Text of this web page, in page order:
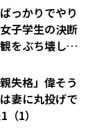
っかりでやり
子学生の決断
をぶち壊した
失格」偉そう
妻に丸投げで
1）